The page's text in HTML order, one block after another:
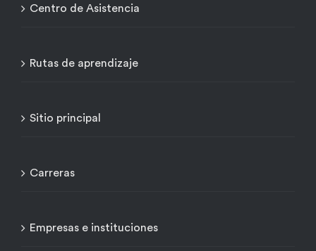
Centro de Asistencia
Rutas de aprendizaje
Sitio principal
Carreras
Empresas e instituciones